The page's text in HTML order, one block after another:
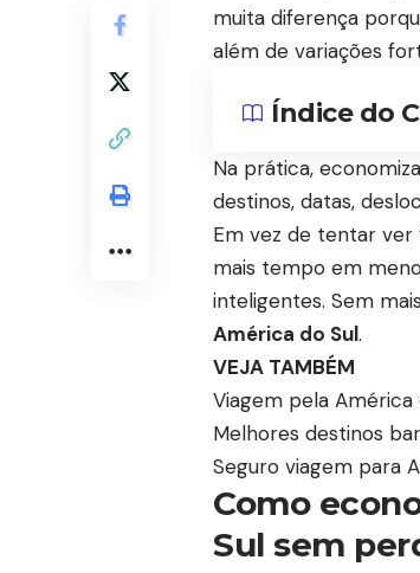
muita diferença
além de variações
Índice do
Na prática,
destinos, datas,
Em vez de tentar ver
mais tempo em
inteligentes. Sem
América do Sul.
VEJA TAMBÉM
Viagem pela
Melhores destinos
Seguro viagem para
Como
Sul sem